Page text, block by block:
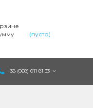
(пусто)
+38 (068) 011 81 33